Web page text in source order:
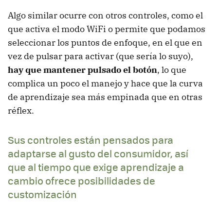
Algo similar ocurre con otros controles, como el
que activa el modo WiFi o permite que podamos
seleccionar los puntos de enfoque, en el que en
vez de pulsar para activar (que sería lo suyo),
hay que mantener pulsado el botón, lo que
complica un poco el manejo y hace que la curva
de aprendizaje sea más empinada que en otras
réflex.
Sus controles están pensados para
adaptarse al gusto del consumidor, así
que al tiempo que exige aprendizaje a
cambio ofrece posibilidades de
customización